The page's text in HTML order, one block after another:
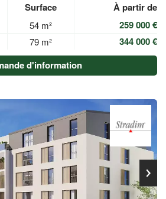
Surface À partir de
54 m² 259 000 €
79 m²
344 000 €
d'information